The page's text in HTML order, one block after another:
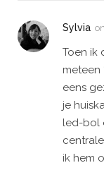
Sylvia on
Toen ik
meteen
eens
je
led-bol
ik hem